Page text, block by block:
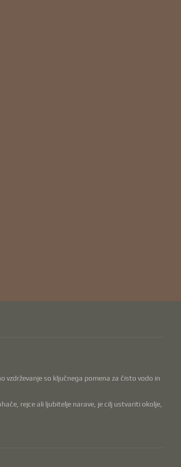
so ključnega pomena za čisto vodo in
rejce ali ljubitelje narave, je cilj ustvariti okolje,